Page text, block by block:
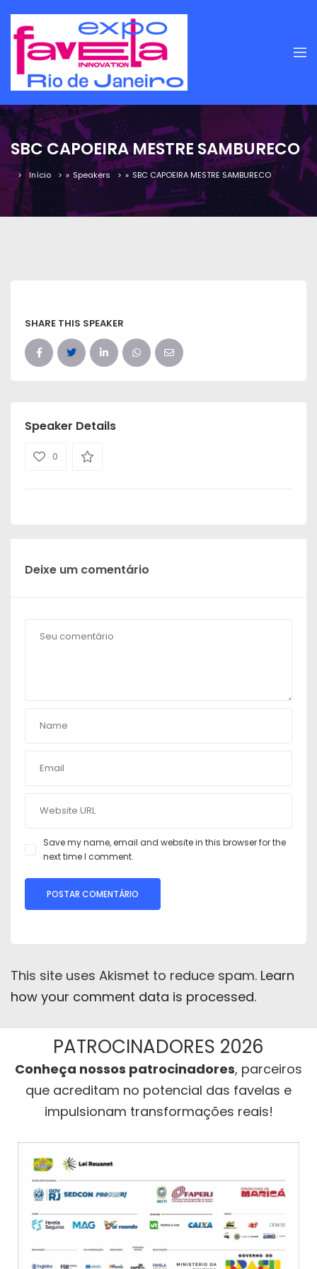
SBC CAPOEIRA MESTRE SAMBURECO
Início » Speakers » SBC CAPOEIRA MESTRE SAMBURECO
SHARE THIS SPEAKER
Speaker Details
0
Deixe um comentário
Save my name, email and website in this browser for the
next time I comment.
This site uses Akismet to reduce spam. Learn
how your comment data is processed.
PATROCINADORES 2026
Conheça nossos patrocinadores, parceiros
que acreditam no potencial das favelas e
impulsionam transformações reais!